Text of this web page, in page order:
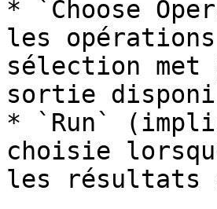
* `Choose
les
sélection
sortie
* `Run`
choisie
les résultats